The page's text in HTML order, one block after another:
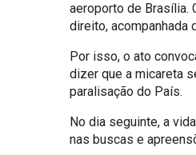
aeroporto de Brasília.
direito, acompanhada
Por isso, o ato
dizer que a micareta
paralisação do País.
No dia seguinte, a
nas buscas e